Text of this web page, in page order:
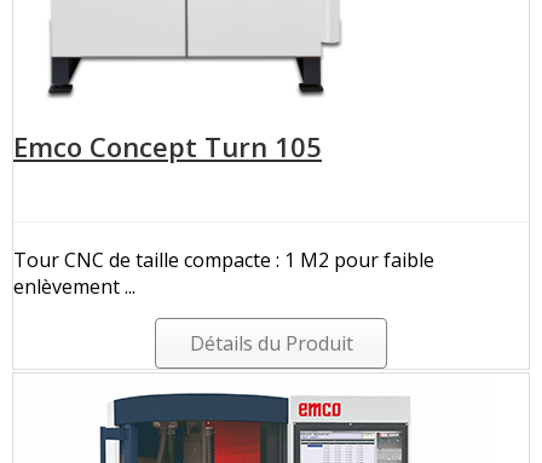
Emco Concept Turn 105
Tour CNC de taille compacte : 1 M2 pour faible
enlèvement ...
Détails du Produit